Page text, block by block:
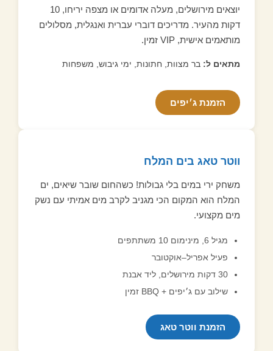
יוצאים מירושלים, מעלה אדומים או מצפה יריחו, 10
דקות מהעיר. מדריכים דוברי עברית ואנגלית, מסלולים
מותאמים אישית, VIP זמין.
מתאים ל: בר מצוות, חתונות, ימי גיבוש, משפחות
הזמנת ג׳יפים
ווטר טאג בים המלח
משחק ירי במים בלי גבולות! כשהחום שובר שיאים, ים
המלח הוא המקום הכי מגניב לקרב מים אמיתי עם נשק
מים מקצועי.
מגיל 6, מינימום 10 משתתפים
פעיל אפריל–אוקטובר
30 דקות מירושלים, ליד אבנת
שילוב עם ג׳יפים + BBQ זמין
הזמנת ווטר טאג